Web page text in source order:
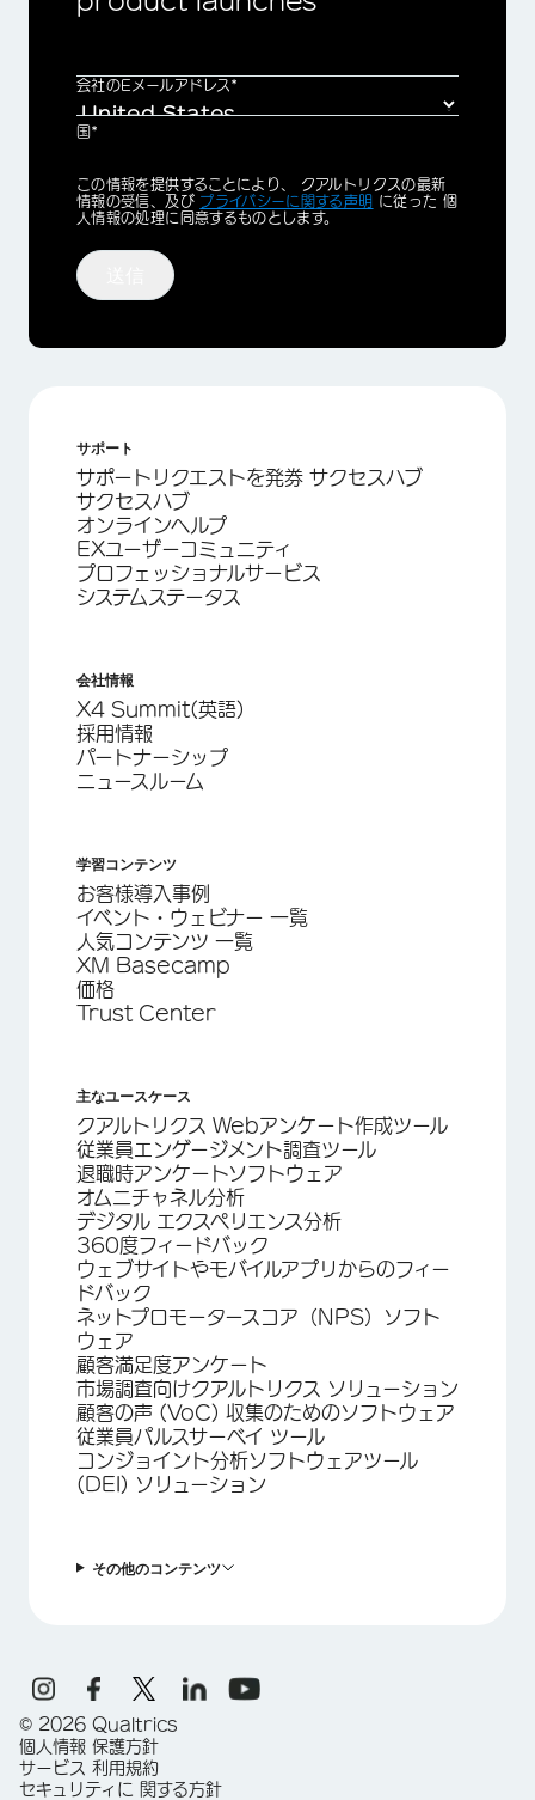
会社のEメールアドレス*
国*
Privacy
Optin
この情報を提供することにより、 クアルトリクスの最新
情報の受信、及び プライバシーに関する声明 に従った 個
人情報の処理に同意するものとします。
サポート
サポートリクエストを発券 サクセスハブ
サクセスハブ
オンラインヘルプ
EXユーザーコミュニティ
プロフェッショナルサービス
システムステータス
会社情報
X4 Summit(英語)
採用情報
パートナーシップ
ニュースルーム
学習コンテンツ
お客様導入事例
イベント・ウェビナー 一覧
人気コンテンツ 一覧
XM Basecamp
価格
Trust Center
主なユースケース
クアルトリクス Webアンケート作成ツール
従業員エンゲージメント調査ツール
退職時アンケートソフトウェア
オムニチャネル分析
デジタル エクスペリエンス分析
360度フィードバック
ウェブサイトやモバイルアプリからのフィー
ドバック
ネットプロモータースコア（NPS）ソフト
ウェア
顧客満足度アンケート
市場調査向けクアルトリクス ソリューション
顧客の声 (VoC) 収集のためのソフトウェア
従業員パルスサーベイ ツール
コンジョイント分析ソフトウェアツール
(DEI) ソリューション
その他のコンテンツ
© 2026 Qualtrics
個人情報 保護方針
サービス 利用規約
セキュリティに 関する方針